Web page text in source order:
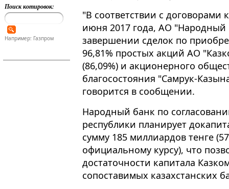
Поиск котировок:
Например: Газпром
"В соответствии с
июня 2017 года, АО "Народный
завершении сделок по
96,81% простых акций АО
(86,09%) и акционерного
благосостояния "Самрук-
говорится в сообщении.
Народный банк по
республики планирует
сумму 185 миллиардов тенге
официальному курсу), что
достаточности капитала
сопоставимых казахстанских